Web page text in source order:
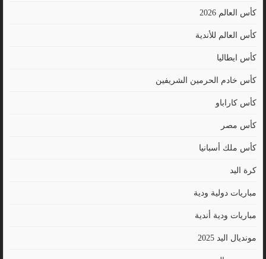
كأس العالم 2026
كأس العالم للأندية
كأس ايطاليا
كأس خادم الحرمين الشريفين
كأس كاراباو
كأس مصر
كأس ملك أسبانيا
كرة اليد
مباريات دولية ودية
مباريات ودية أندية
مونديال اليد 2025